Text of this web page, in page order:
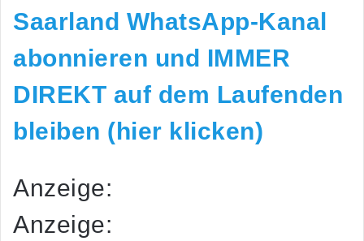
Saarland WhatsApp-Kanal
abonnieren und IMMER
DIREKT auf dem Laufenden
bleiben (hier klicken)
Anzeige:
Anzeige: